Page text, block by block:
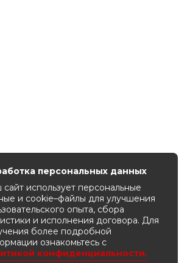
персональных данных
использует персональные
и cookie–файлы для улучшения
опыта, сбора
и исполнения договора. Для
более подробной
ознакомьтесь с
конфиденциальности.